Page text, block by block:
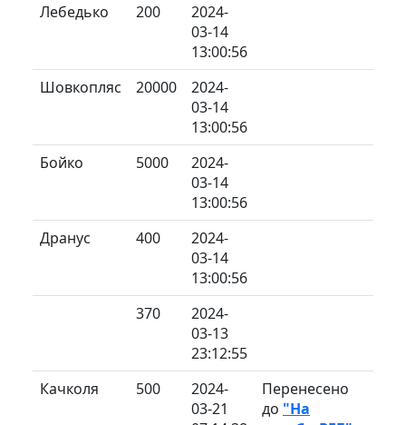
Лебедько
200
2024-
03-14
13:00:56
Шовкопляс
20000
2024-
03-14
13:00:56
Бойко
5000
2024-
03-14
13:00:56
Дранус
400
2024-
03-14
13:00:56
370
2024-
03-13
23:12:55
Качколя
500
2024-
03-21
Перенесено
до "На